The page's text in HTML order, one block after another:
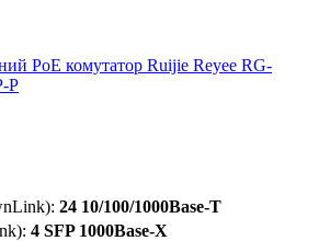
PоE комутатор Ruijie Reyee RG-
P
24 10/100/1000Base-T
4 SFP 1000Base-X